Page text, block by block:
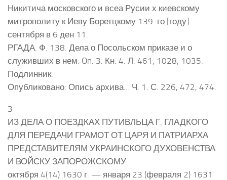
Никитича московского и всеа Русии х киевскому
митрополиту к Иеву Боретцкому 139-го [году]
сентября в 6 ден 11.
РГАДА. Ф. 138. Дела о Посольском приказе и о
служивших в нем. On. 3. Кн. 4. Л. 461, 1028, 1035.
Подлинник.
Опубликовано: Опись архива… Ч. 1. С. 226, 472, 474.
3
ИЗ ДЕЛА О ПОЕЗДКАХ ПУТИВЛЬЦА Г. ГЛАДКОГО
ДЛЯ ПЕРЕДАЧИ ГРАМОТ ОТ ЦАРЯ И ПАТРИАРХА
ПРЕДСТАВИТЕЛЯМ УКРАИНСКОГО ДУХОВЕНСТВА
И ВОЙСКУ ЗАПОРОЖСКОМУ
октября 4(14) 1630 г. — января 23 (февраля 2) 1631